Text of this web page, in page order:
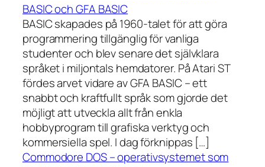
BASIC och GFA BASIC
BASIC skapades på 1960-talet för att göra
programmering tillgänglig för vanliga
studenter och blev senare det självklara
språket i miljontals hemdatorer. På Atari ST
fördes arvet vidare av GFA BASIC – ett
snabbt och kraftfullt språk som gjorde det
möjligt att utveckla allt från enkla
hobbyprogram till grafiska verktyg och
kommersiella spel. I dag förknippas […]
Commodore DOS – operativsystemet som